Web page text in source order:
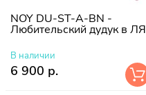
NOY DU-ST-A-BN -
Любительский дудук в ЛЯ
В наличии
6 900 р.